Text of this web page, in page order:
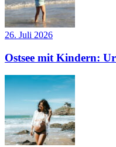
26. Juli 2026
Ostsee mit Kindern: